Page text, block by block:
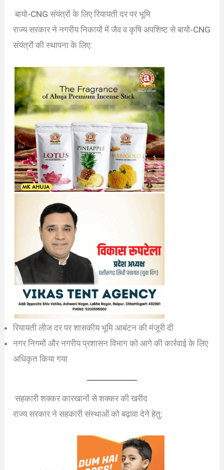
बायो-CNG संयंत्रों के लिए रियायती दर पर भूमि
राज्य सरकार ने नगरीय निकायों में जैव व कृषि अपशिष्ट से बायो-CNG
संयंत्रों की स्थापना के लिए:
रियायती लीज दर पर शासकीय भूमि आबंटन की मंजूरी दी
नगर निगमों और नगरीय प्रशासन विभाग को आगे की कार्रवाई के लिए
अधिकृत किया गया
सहकारी शक्कर कारखानों से शक्कर की खरीद
राज्य सरकार ने सहकारी संस्थाओं को बढ़ावा देने हेतु: